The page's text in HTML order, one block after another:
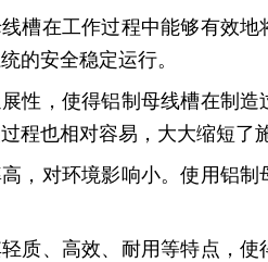
槽在工作过程中能够有效
的安全稳定运行。
性，使得铝制母线槽在制
程也相对容易，大大缩短了
，对环境影响小。使用铝
质、高效、耐用等特点，